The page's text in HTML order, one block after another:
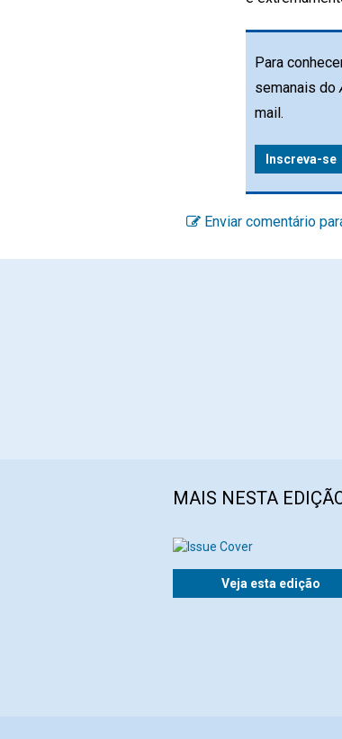
Para
semanais do
mail.
Inscreva-se
Enviar comentário
MAIS NESTA
Veja esta edição